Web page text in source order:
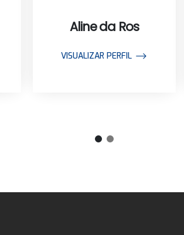
Aline da Ros
VISUALIZAR PERFIL